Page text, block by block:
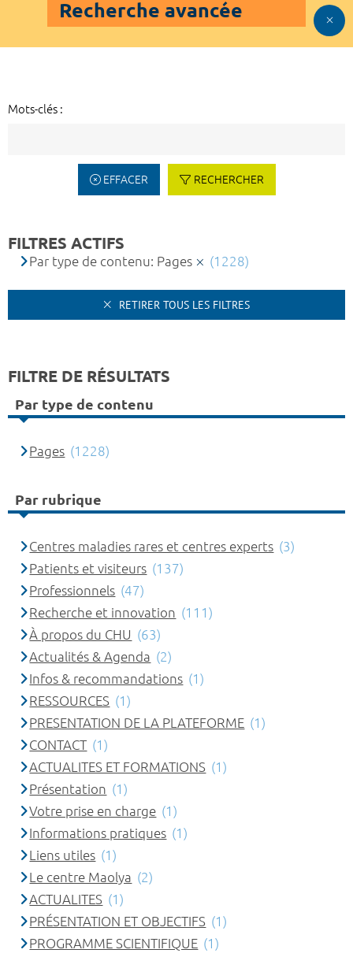
Recherche avancée
Mots-clés :
EFFACER RECHERCHER
FILTRES ACTIFS
Par type de contenu: Pages (1228)
RETIRER TOUS LES FILTRES
FILTRE DE RÉSULTATS
Par type de contenu
Pages (1228)
Par rubrique
Centres maladies rares et centres experts (3)
Patients et visiteurs (137)
Professionnels (47)
Recherche et innovation (111)
À propos du CHU (63)
Actualités & Agenda (2)
Infos & recommandations (1)
RESSOURCES (1)
PRESENTATION DE LA PLATEFORME (1)
CONTACT (1)
ACTUALITES ET FORMATIONS (1)
Présentation (1)
Votre prise en charge (1)
Informations pratiques (1)
Liens utiles (1)
Le centre Maolya (2)
ACTUALITES (1)
PRÉSENTATION ET OBJECTIFS (1)
PROGRAMME SCIENTIFIQUE (1)